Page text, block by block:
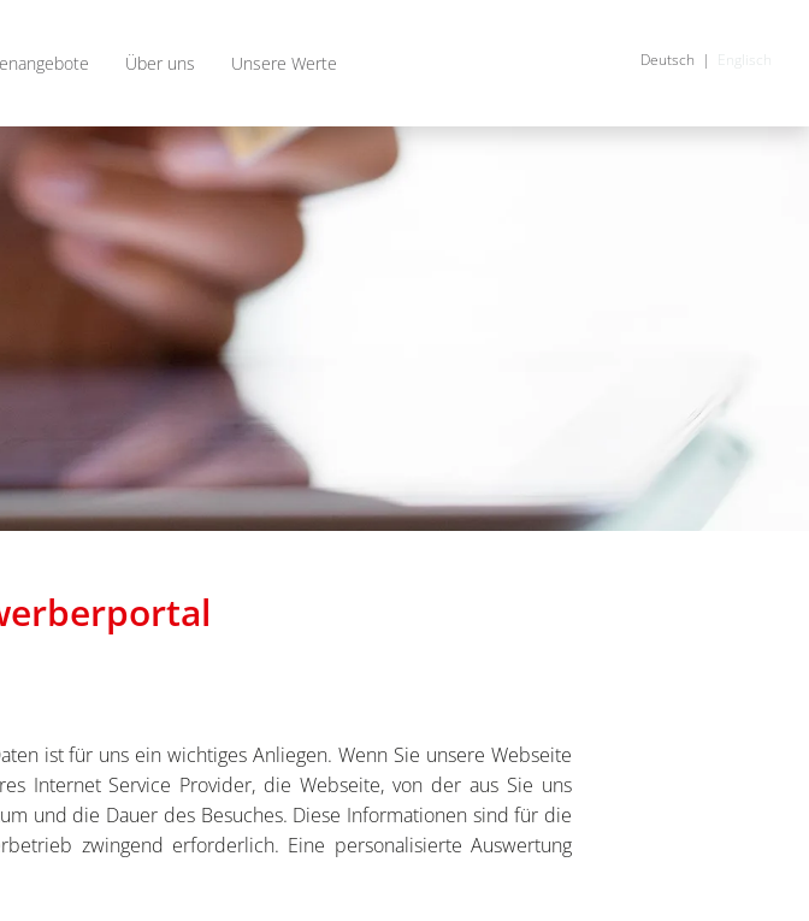
Deutsch Englisch
Über uns Unsere Werte
ist für uns ein wichtiges Anliegen. Wenn Sie unsere Webseite
Internet Service Provider, die Webseite, von der aus Sie uns
und die Dauer des Besuches. Diese Informationen sind für die
zwingend erforderlich. Eine personalisierte Auswertung